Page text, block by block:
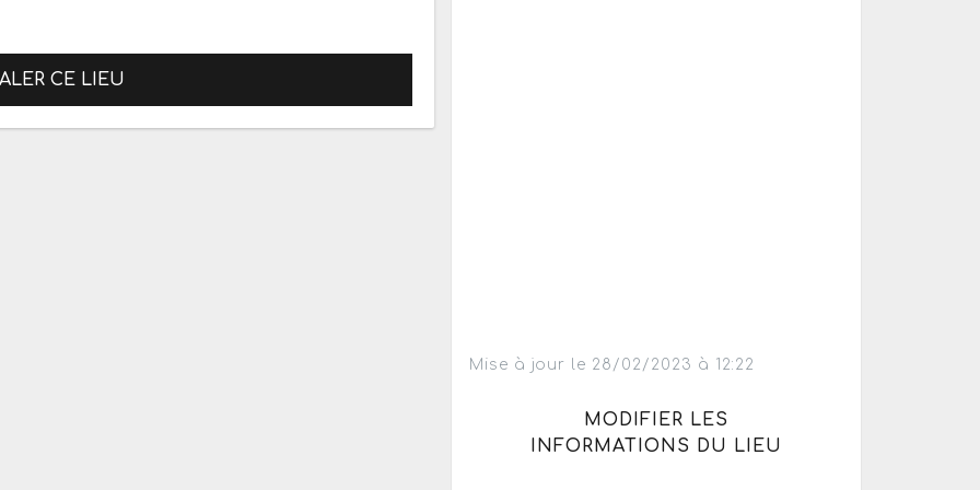
CE LIEU
Mise à jour le 28/02/2023 à 12:22
MODIFIER LES
INFORMATIONS DU LIEU